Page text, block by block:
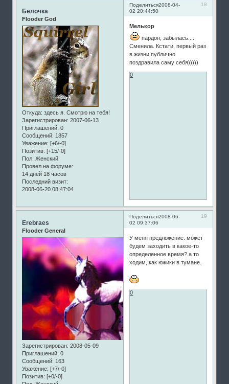
Поделиться 18
2008-04-
02 20:44:50
Белочка
Flooder God
Откуда: здесь я. Смотрю на тебя!
Зарегистрирован: 2007-06-13
Приглашений: 0
Сообщений: 1857
Уважение: [+6/-0]
Позитив: [+15/-0]
Пол: Женский
Провел на форуме:
14 дней 18 часов
Последний визит:
2008-06-20 08:47:04
Мелькор
пардон, забылась....
Сменила. Кстати, первый раз
в жизни публично
поздравила саму себя)))))
0
Поделиться 19
2008-06-
02 09:37:06
Erebraes
Flooder General
Зарегистрирован: 2008-05-09
Приглашений: 0
Сообщений: 163
Уважение: [+7/-0]
Позитив: [+0/-0]
У меня предложение. может
будем заходить в какое-то
определенное время? а то
ходим, как южики в тумане.
0